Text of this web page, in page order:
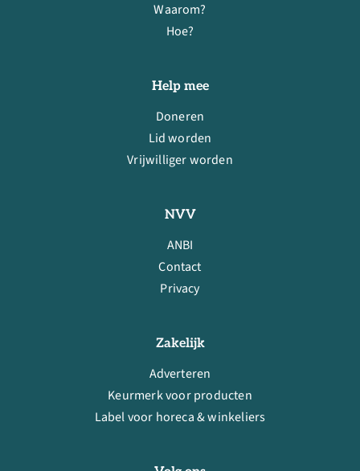
Waarom?
Hoe?
Help mee
Doneren
Lid worden
Vrijwilliger worden
NVV
ANBI
Contact
Privacy
Zakelijk
Adverteren
Keurmerk voor producten
Label voor horeca & winkeliers